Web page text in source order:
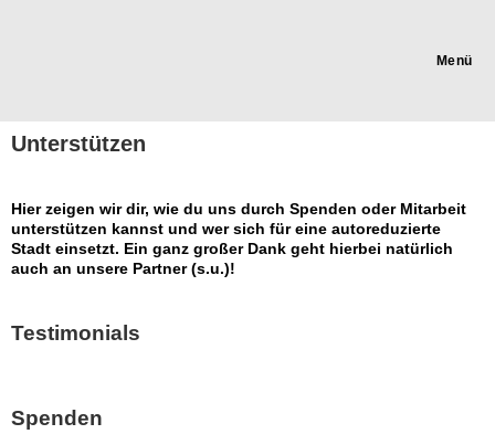
Menü
Unterstützen
Hier zeigen wir dir, wie du uns durch Spenden oder Mitarbeit
unterstützen kannst und wer sich für eine autoreduzierte
Stadt einsetzt. Ein ganz großer Dank geht hierbei natürlich
auch an unsere Partner (s.u.)!
Testimonials
Spenden